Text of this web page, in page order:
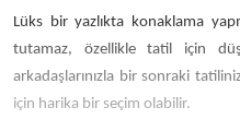
Lüks bir yazlıkta konaklama
tutamaz, özellikle tatil için
arkadaşlarınızla bir sonraki
için harika bir seçim olabilir.